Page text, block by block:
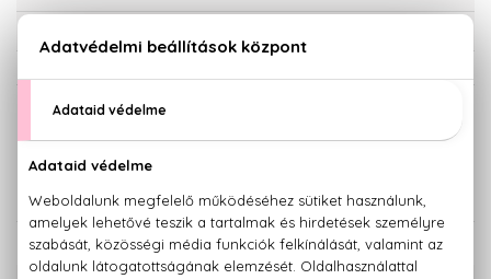
KISZERELÉS KIVÁLASZTÁSA
KAPCSOLÓDÓ TERMÉKEK